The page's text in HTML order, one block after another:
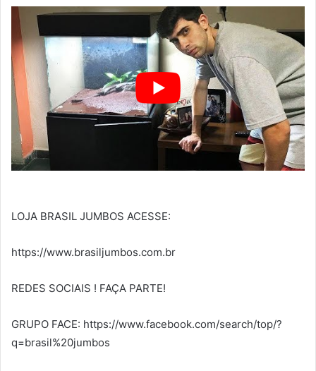
LOJA BRASIL JUMBOS ACESSE:
https://www.brasiljumbos.com.br
REDES SOCIAIS ! FAÇA PARTE!
GRUPO FACE: https://www.facebook.com/search/top/?
q=brasil%20jumbos